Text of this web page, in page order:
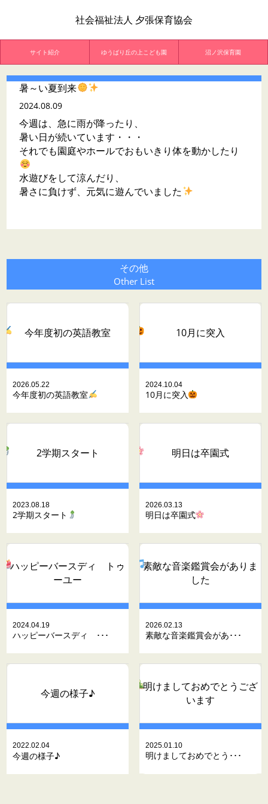
社会福祉法人 夕張保育協会
サイト紹介 ゆうばり丘の上こども園 沼ノ沢保育園
暑～い夏到来
2024.08.09
今週は、急に雨が降ったり、
暑い日が続いています・・・
それでも園庭やホールでおもいきり体を動かしたり
水遊びをして涼んだり、
暑さに負けず、元気に遊んでいました
その他
Other List
今年度初の英語教室
2026.05.22
今年度初の英語教室
10月に突入
2024.10.04
10月に突入
2学期スタート
2023.08.18
2学期スタート
明日は卒園式
2026.03.13
明日は卒園式
ハッピーバースディ トゥ
ーユー
2024.04.19
ハッピーバースディ ･･･
素敵な音楽鑑賞会がありま
した
2026.02.13
素敵な音楽鑑賞会があ･･･
今週の様子♪
2022.02.04
今週の様子♪
明けましておめでとうござ
います
2025.01.10
明けましておめでとう･･･